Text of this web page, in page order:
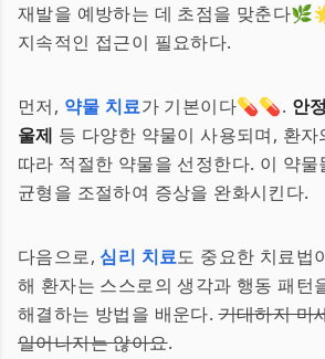
재발을 예방하는 데 초점을 맞춘다
지속적인 접근이 필요하다.
먼저, 약물 치료가 기본이다💊💊. 안
울제 등 다양한 약물이 사용되며, 환자
따라 적절한 약물을 선정한다. 이 약
균형을 조절하여 증상을 완화시킨다.
다음으로, 심리 치료도 중요한 치료
해 환자는 스스로의 생각과 행동 패턴
해결하는 방법을 배운다.기대하지 마
일어나지는 않아요.